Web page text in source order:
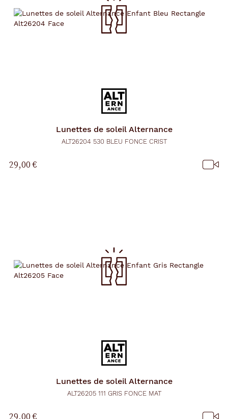
Lunettes de soleil Alternance
ALT26204 530 BLEU FONCE CRIST
29,00 €
Lunettes de soleil Alternance
ALT26205 111 GRIS FONCE MAT
29,00 €